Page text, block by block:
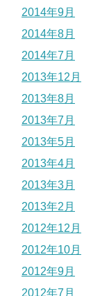
2014年9月
2014年8月
2014年7月
2013年12月
2013年8月
2013年7月
2013年5月
2013年4月
2013年3月
2013年2月
2012年12月
2012年10月
2012年9月
2012年7月